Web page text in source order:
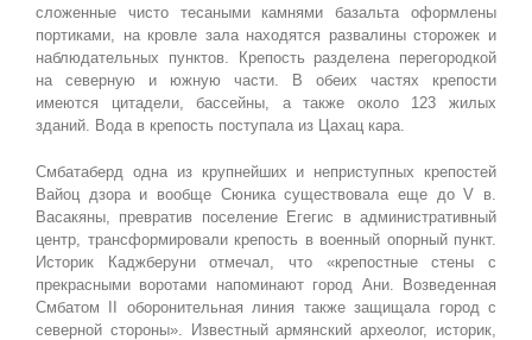
сложенные чисто тесаными камнями базальта оформлены
портиками, на кровле зала находятся развалины сторожек и
наблюдательных пунктов. Крепость разделена перегородкой
на северную и южную части. В обеих частях крепости
имеются цитадели, бассейны, а также около 123 жилых
зданий. Вода в крепость поступала из Цахац кара.
Смбатаберд одна из крупнейших и неприступных крепостей
Вайоц дзора и вообще Сюника существовала еще до V в.
Васакяны, превратив поселение Егегис в административный
центр, трансформировали крепость в военный опорный пункт.
Историк Каджберуни отмечал, что «крепостные стены с
прекрасными воротами напоминают город Ани. Возведенная
Смбатом II оборонительная линия также защищала город с
северной стороны». Известный армянский археолог, историк,